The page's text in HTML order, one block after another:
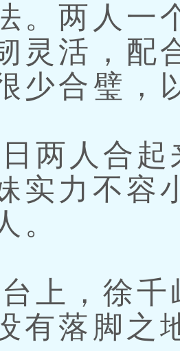
。两人一
灵活，配
少合璧，
两人合起
实力不容
。
上，徐千
有落脚之